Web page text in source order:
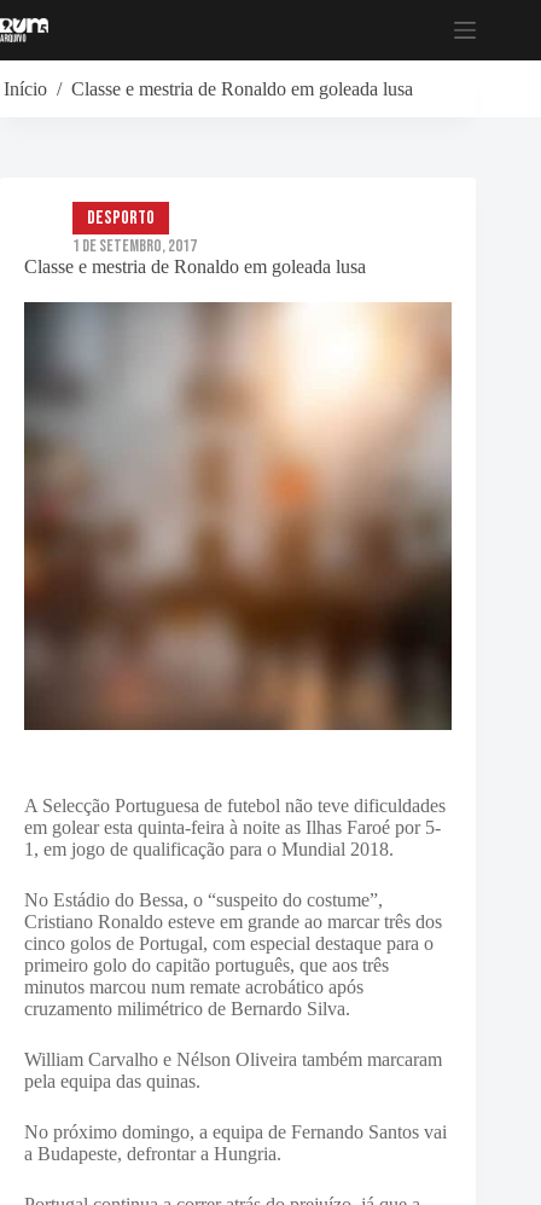
para
Início / Classe e mestria de Ronaldo em goleada lusa
Classe e mestria de Ronaldo em goleada lusa
Desporto
1 de Setembro, 2017
A Selecção Portuguesa de futebol não teve dificuldades
em golear esta quinta-feira à noite as Ilhas Faroé por 5-
1, em jogo de qualificação para o Mundial 2018.
No Estádio do Bessa, o “suspeito do costume”,
Cristiano Ronaldo esteve em grande ao marcar três dos
cinco golos de Portugal, com especial destaque para o
primeiro golo do capitão português, que aos três
minutos marcou num remate acrobático após
cruzamento milimétrico de Bernardo Silva.
William Carvalho e Nélson Oliveira também marcaram
pela equipa das quinas.
No próximo domingo, a equipa de Fernando Santos vai
a Budapeste, defrontar a Hungria.